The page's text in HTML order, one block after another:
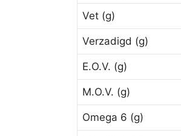
Vet (g)
Verzadigd (g)
E.O.V. (g)
M.O.V. (g)
Omega 6 (g)